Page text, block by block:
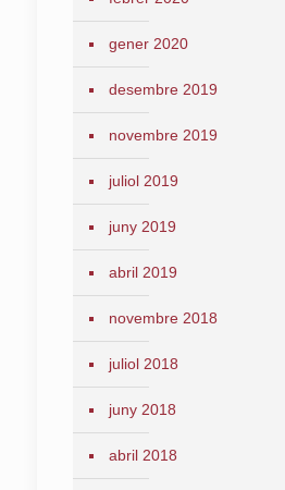
gener 2020
desembre 2019
novembre 2019
juliol 2019
juny 2019
abril 2019
novembre 2018
juliol 2018
juny 2018
abril 2018